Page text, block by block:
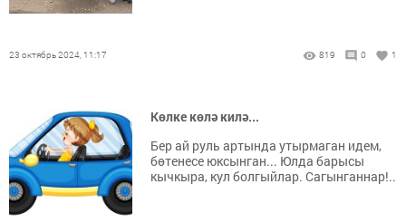
23 октябрь 2024, 11:17 819 0 1
Көлке көлә килә...
Бер ай руль артында утырмаган идем,
бөтенесе юксынган... Юлда барысы
кычкыра, кул болгыйлар. Сагынганнар!..